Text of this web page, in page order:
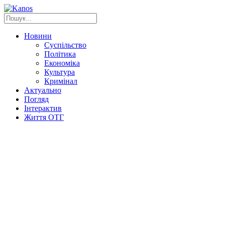
Новини
Суспільство
Політика
Економіка
Культура
Кримінал
Актуально
Погляд
Інтерактив
Життя ОТГ